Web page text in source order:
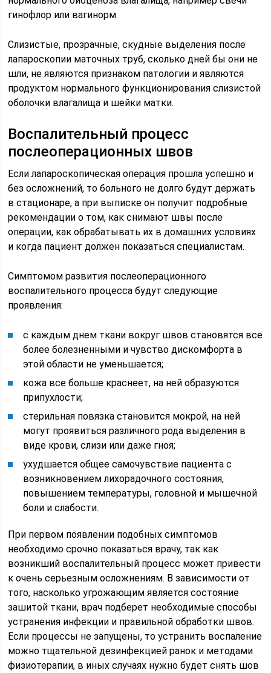
гинофлор или вагинорм.
Слизистые, прозрачные, скудные выделения после
лапароскопии маточных труб, сколько дней бы они не
шли, не являются признаком патологии и являются
продуктом нормального функционирования слизистой
оболочки влагалища и шейки матки.
Воспалительный процесс
послеоперационных швов
Если лапароскопическая операция прошла успешно и
без осложнений, то больного не долго будут держать
в стационаре, а при выписке он получит подробные
рекомендации о том, как снимают швы после
операции, как обрабатывать их в домашних условиях
и когда пациент должен показаться специалистам.
Симптомом развития послеоперационного
воспалительного процесса будут следующие
проявления:
с каждым днем ткани вокруг швов становятся все
более болезненными и чувство дискомфорта в
этой области не уменьшается;
кожа все больше краснеет, на ней образуются
припухлости;
стерильная повязка становится мокрой, на ней
могут проявиться различного рода выделения в
виде крови, слизи или даже гноя;
ухудшается общее самочувствие пациента с
возникновением лихорадочного состояния,
повышением температуры, головной и мышечной
боли и слабости.
При первом появлении подобных симптомов
необходимо срочно показаться врачу, так как
возникший воспалительный процесс может привести
к очень серьезным осложнениям. В зависимости от
того, насколько угрожающим является состояние
зашитой ткани, врач подберет необходимые способы
устранения инфекции и правильной обработки швов.
Если процессы не запущены, то устранить воспаление
можно тщательной дезинфекцией ранок и методами
физиотерапии, в иных случаях нужно будет снять шов